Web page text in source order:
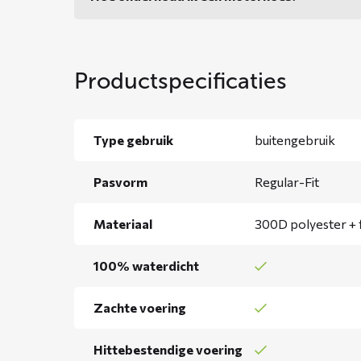
Productspecificaties
Type gebruik buitengebruik
Pasvorm Regular-Fit
Materiaal 300D polyester +
100% waterdicht
Zachte voering
Hittebestendige voering